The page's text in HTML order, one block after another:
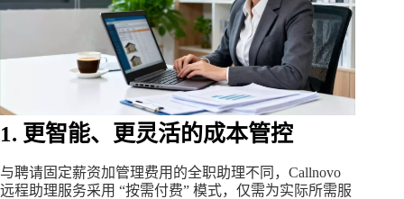
1. 更智能、更灵活的成本管控
与聘请固定薪资加管理费用的全职助理不同，Callnovo
远程助理服务采用 “按需付费” 模式，仅需为实际所需服